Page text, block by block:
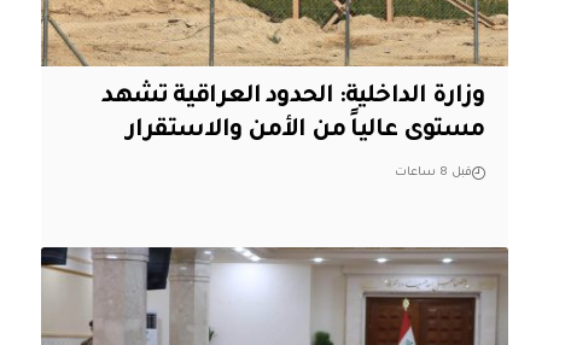
وزارة الداخلية: الحدود العراقية تشهد
مستوى عالياً من الأمن والاستقرار
قبل 8 ساعات